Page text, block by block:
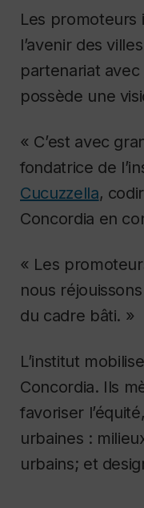
Les promoteurs
l’avenir des
partenariat avec
possède une
« C’est avec
fondatrice de
Cucuzzella,
Concordia en
« Les
nous
du cadre bâti. »
L’institut
Concordia. Ils
favoriser
urbaines :
urbains; et